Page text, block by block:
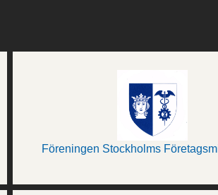
Föreningen Stockholms